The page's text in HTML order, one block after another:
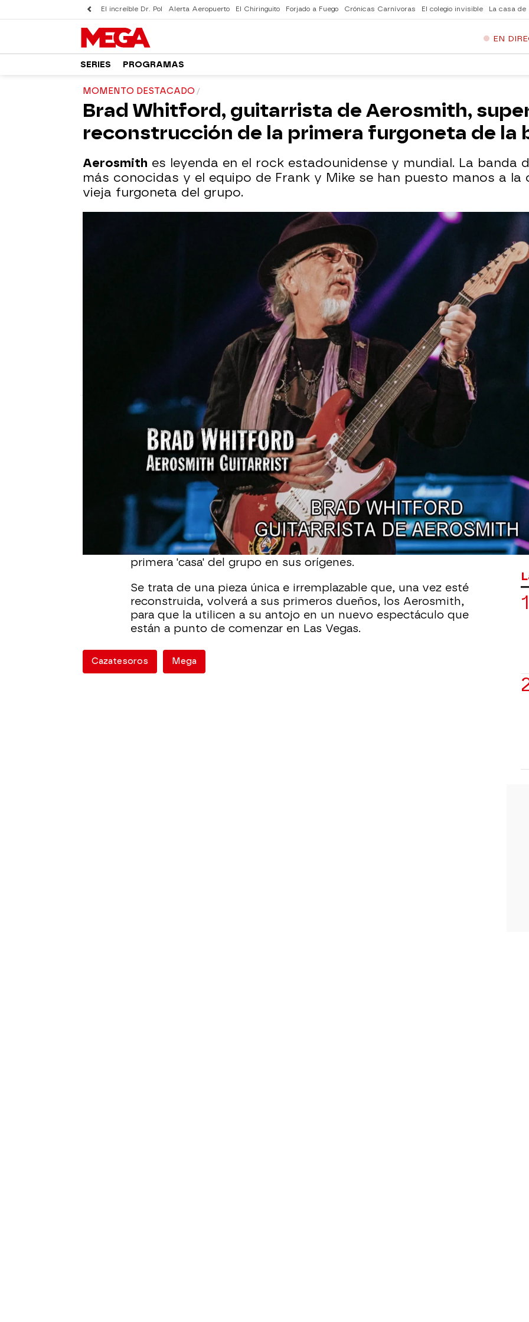
El increíble Dr. Pol Alerta Aeropuerto El Chiringuito Forjado a Fuego Crónicas Carnívoras El colegio invisible La casa de
EN
SERIES PROGRAMAS
MOMENTO DESTACADO
Brad Whitford, guitarrista de Aerosmith,
reconstrucción de la primera furgoneta de la
Aerosmith es leyenda en el rock estadounidense y mundial. La banda
más conocidas y el equipo de Frank y Mike se han puesto manos a
vieja furgoneta del grupo.
22 de septiembre de 2020, 19:31
Mike y Frankencontraron abandonada la primera furgoneta
que utilizaronAerosmithen sus orígenes para sus giras. Se
encontraba en una estado muy defectuoso, pero la han
llevado al taller de Mike Mefford, un hombre especializado en
reconstrucciones, para devolverla a la vida. Allí, acompañado
por Danielle, recibe la visita deBrad Whitford, guitarrista de la
bandaque se queda asombrado tras descubrir la que fue
primera 'casa' del grupo en sus orígenes.
Se trata de una pieza única e irremplazable que, una vez esté
reconstruida, volverá a sus primeros dueños, los Aerosmith,
para que la utilicen a su antojo en un nuevo espectáculo que
están a punto de comenzar en Las Vegas.
Cazatesoros Mega